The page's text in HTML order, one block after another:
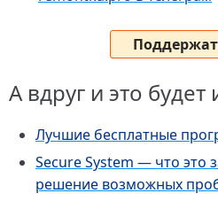
А вдруг и это будет
Лучшие бесплатные
Secure System — что это
решение возможных